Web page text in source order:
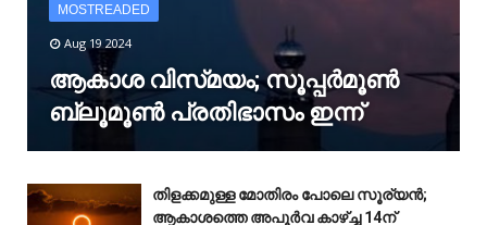
MOSTREADED
Aug 19 2024
ആകാശ വിസ്‌മയം; സൂപ്പർമൂൺ
ബ്ലൂമൂൺ പ്രതിഭാസം ഇന്ന്
തിളക്കമുള്ള മോതിരം പോലെ സൂര്യൻ;
ആകാശത്തെ അപൂർവ കാഴ്‌ച്ച 14ന്